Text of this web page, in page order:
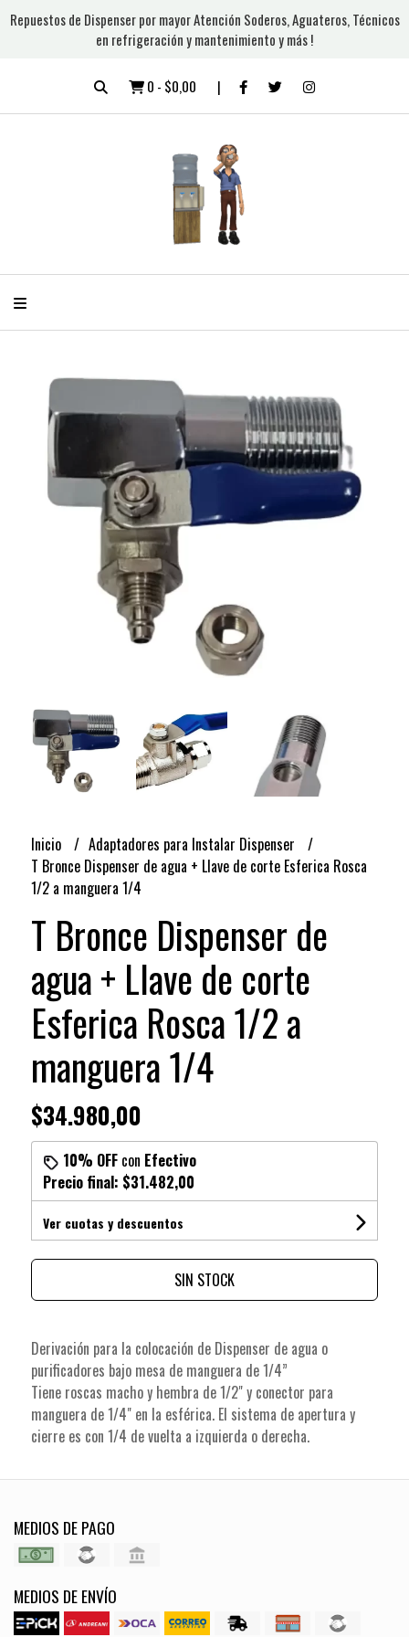
Repuestos de Dispenser por mayor Atención Soderos, Aguateros, Técnicos
en refrigeración y mantenimiento y más !
0 - $0,00
Inicio
Adaptadores para Instalar Dispenser
T Bronce Dispenser de agua + Llave de corte Esferica Rosca
1/2 a manguera 1/4
T Bronce Dispenser de
agua + Llave de corte
Esferica Rosca 1/2 a
manguera 1/4
$34.980,00
10% OFFcon Efectivo
Precio final: $31.482,00
Ver cuotas y descuentos
SIN STOCK
Derivación para la colocación de Dispenser de agua o
purificadores bajo mesa de manguera de 1/4”
Tiene roscas macho y hembra de 1/2" y conector para
manguera de 1/4" en la esférica. El sistema de apertura y
cierre es con 1/4 de vuelta a izquierda o derecha.
MEDIOS DE PAGO
MEDIOS DE ENVÍO